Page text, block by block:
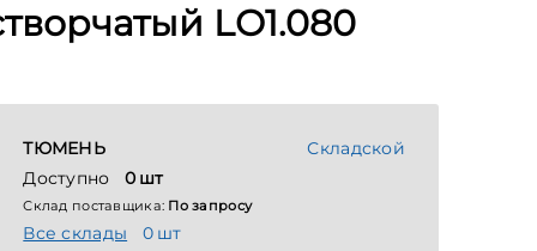
LO1.080
Складской
ТЮМЕНЬ
Доступно0 шт
Склад поставщика: По запросу
Все склады 0 шт